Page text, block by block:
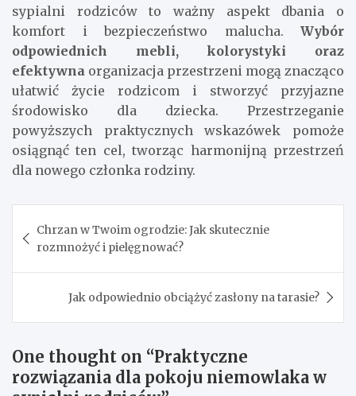
sypialni rodziców to ważny aspekt dbania o
komfort i bezpieczeństwo malucha. Wybór
odpowiednich mebli, kolorystyki oraz
efektywna organizacja przestrzeni mogą znacząco
ułatwić życie rodzicom i stworzyć przyjazne
środowisko dla dziecka. Przestrzeganie
powyższych praktycznych wskazówek pomoże
osiągnąć ten cel, tworząc harmonijną przestrzeń
dla nowego członka rodziny.
wpisu
Chrzan w Twoim ogrodzie: Jak skutecznie
rozmnożyć i pielęgnować?
Jak odpowiednio obciążyć zasłony na tarasie?
One thought on “Praktyczne
rozwiązania dla pokoju niemowlaka w